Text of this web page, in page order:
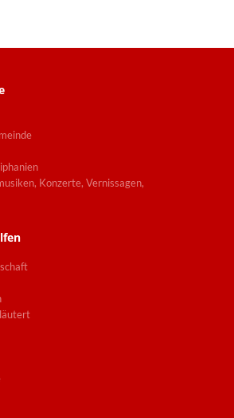
Konzerte, Vernissagen,